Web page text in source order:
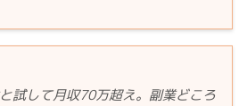
試して月収70万超え。副業どころ